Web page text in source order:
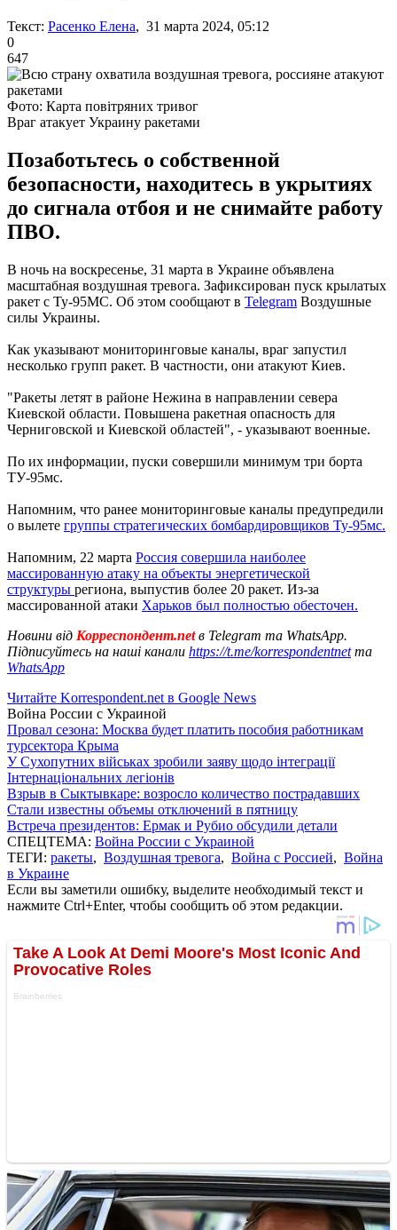
Текст: Расенко Елена, 31 марта 2024, 05:12
0
647
Фото: Карта повітряних тривог
Враг атакует Украину ракетами
Позаботьтесь о собственной
безопасности, находитесь в укрытиях
до сигнала отбоя и не снимайте работу
ПВО.
В ночь на воскресенье, 31 марта в Украине объявлена
масштабная воздушная тревога. Зафиксирован пуск крылатых
ракет с Ту-95МС. Об этом сообщают в Telegram Воздушные
силы Украины.
Как указывают мониторинговые каналы, враг запустил
несколько групп ракет. В частности, они атакуют Киев.
"Ракеты летят в районе Нежина в направлении севера
Киевской области. Повышена ракетная опасность для
Черниговской и Киевской областей", - указывают военные.
По их информации, пуски совершили минимум три борта
ТУ-95мс.
Напомним, что ранее мониторинговые каналы предупредили
о вылете группы стратегических бомбардировщиков Ту-95мс.
Напомним, 22 марта Россия совершила наиболее
массированную атаку на объекты энергетической
структуры региона, выпустив более 20 ракет. Из-за
массированной атаки Харьков был полностью обесточен.
Новини від Корреспондент.netв Telegram та WhatsApp.
Підписуйтесь на наші канали https://t.me/korrespondentnetта
WhatsApp
Читайте Korrespondent.net в Google News
Война России с Украиной
Провал сезона: Москва будет платить пособия работникам
турсектора Крыма
У Сухопутних військах зробили заяву щодо інтеграції
Інтернаціональних легіонів
Взрыв в Сыктывкаре: возросло количество пострадавших
Стали известны объемы отключений в пятницу
Встреча президентов: Ермак и Рубио обсудили детали
СПЕЦТЕМА: Война России с Украиной
ТЕГИ: ракеты, Воздушная тревога, Война с Россией, Война
в Украине
Если вы заметили ошибку, выделите необходимый текст и
нажмите Ctrl+Enter, чтобы сообщить об этом редакции.